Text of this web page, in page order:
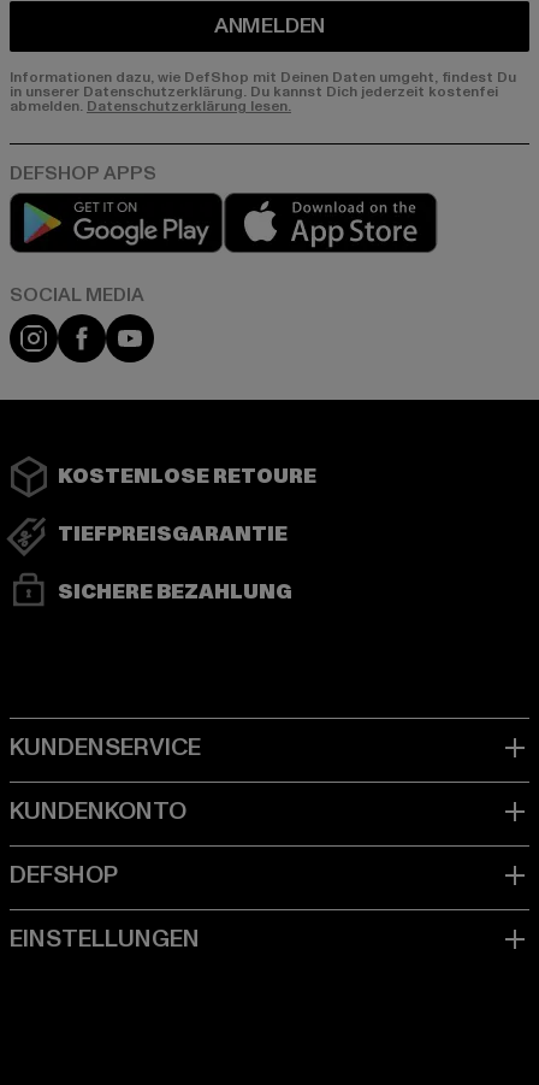
ANMELDEN
Informationen dazu, wie DefShop mit Deinen Daten umgeht, findest Du
in unserer Datenschutzerklärung. Du kannst Dich jederzeit kostenfei
abmelden. Datenschutzerklärung lesen.
Play market
Instagram
FacebookYouTube
KOSTENLOSE RETOURE
TIEFPREISGARANTIE
SICHERE BEZAHLUNG